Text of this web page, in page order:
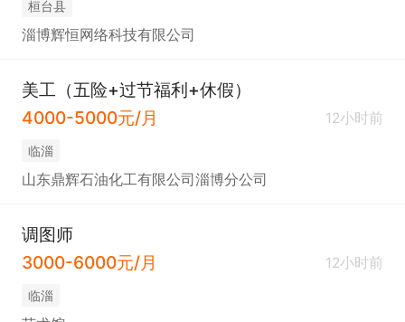
桓台县
淄博辉恒网络科技有限公司
美工（五险+过节福利+休假）
4000-5000元/月
12小时前
临淄
山东鼎辉石油化工有限公司淄博分公司
调图师
3000-6000元/月
12小时前
临淄